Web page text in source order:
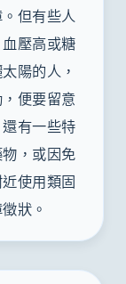
但有些人
壓高或糖
陽的人，
便要留意
有一些特
，或因免
使用類固
狀。